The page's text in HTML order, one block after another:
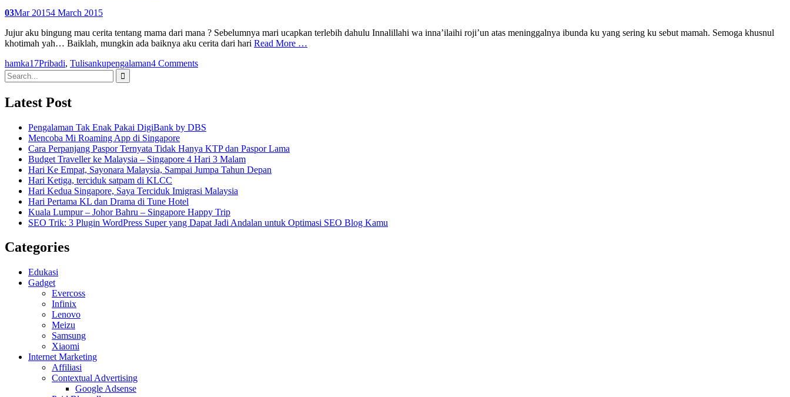
03Mar 20154 March 2015
Jujur aku bingung mau cerita tentang mama dari mana ? Sebelumnya mari ucapkan terlebih dahulu Innalillahi wa inna’ilaihi roji’un atas meninggalnya ibunda ku yang sering ku sebut mamah. Semoga khusnul
khotimah yah… Baiklah, mungkin ada baiknya aku cerita dari hari Read More …
hamka17Pribadi, Tulisankupengalaman4 Comments
Search
for:
Latest Post
Pengalaman Tak Enak Pakai DigiBank by DBS
Mencoba Mi Roaming App di Singapore
Cara Perpanjang Paspor Ternyata Tidak Hanya KTP dan Paspor Lama
Budget Traveller ke Malaysia – Singapore 4 Hari 3 Malam
Hari Ke Empat, Sayonara Malaysia, Sampai Jumpa Tahun Depan
Hari Ketiga, terciduk satpam di KLCC
Hari Kedua Singapore, Saya Terciduk Imigrasi Malaysia
Hari Pertama KL dan Drama di Tune Hotel
Kuala Lumpur – Johor Bahru – Singapore Happy Trip
SEO Trik: 3 Plugin WordPress Super yang Dapat Jadi Andalan untuk Optimasi SEO Blog Kamu
Categories
Edukasi
Gadget
Evercoss
Infinix
Lenovo
Meizu
Samsung
Xiaomi
Internet Marketing
Affiliasi
Contextual Advertising
Google Adsense